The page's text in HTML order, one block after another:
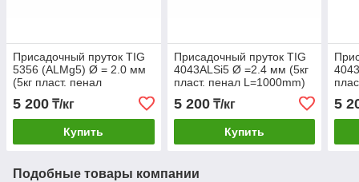
Присадочный пруток TIG
5356 (ALMg5) Ø = 2.0 мм
(5кг пласт. пенал
L=1000mm)
5 200 ₸/кг
Купить
Присадочный пруток TIG
4043АLSi5 Ø =2.4 мм (5кг
пласт. пенал L=1000mm)
5 200₸/кг
Купить
5
Подобные товары компании